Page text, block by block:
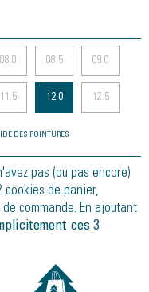
08.0 08.5 09.0
11.5 12.0 12.5
DES POINTURES
pas (ou pas encore)
cookies de panier,
commande. En ajoutant
ces 3